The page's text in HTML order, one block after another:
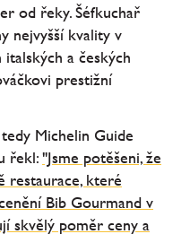
od řeky. Šéfkuchař
nejvyšší kvality v
a českých
prestižní
Michelin Guide
řekl:"Jsme potěšeni, že
restaurace, které
Bib Gourmand v
skvělý poměr ceny a